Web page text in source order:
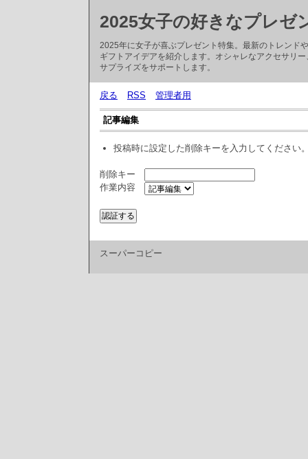
2025女子の好きなプレゼ
2025年に女子が喜ぶプレゼント特集。最新のトレンド
ギフトアイデアを紹介します。オシャレなアクセサリ
サプライズをサポートします。
戻る RSS 管理者用
記事編集
投稿時に設定した削除キーを入力してください
削除キー
作業内容
スーパーコピー